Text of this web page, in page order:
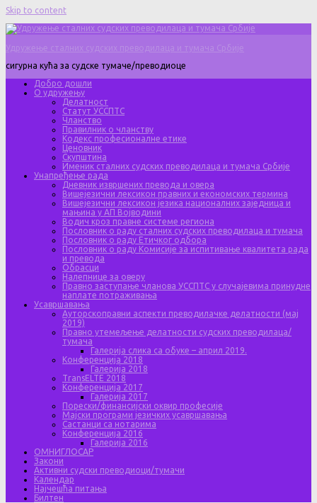
Skip to content
Удружење сталних судских преводилаца и тумача Србије
сигурна кућа за судске тумаче/преводиоце
Добро дошли
О удружењу
Делатност
Статут УССПТС
Чланство
Правилник о чланству
Кодекс професионалне етике
Ценовник
Скупштина
Именик сталних судских преводилаца и тумача Србије
Унапређење рада
Дневник извршених превода и овера
Вишејезични лексикон правних и економских термина
Вишејезични лексикон језика националних заједница и
мањина у АП Војводини
Водич кроз правне системе региона
Пословник о раду сталних судских преводилаца и тумача
Пословник о раду Етичког одбора
Пословник о раду Комисије за испитивање квалитета рада
и превода
Обрасци
Налепнице за оверу
Правно заступање чланова УССПТС у случајевима принудне
наплате потраживања
Усавршавања
Ауторскоправни аспекти преводилачке делатности (мај
2019)
Правно утемељење делатности судских преводилаца/
тумача
Галерија слика са обуке – април 2019.
Конференција 2018
Галерија 2018
TransELTE 2018
Конференција 2017
Галерија 2017
Порески/финансијски оквир професије
Мајски програми језичких усавршавања
Састанци са нотарима
Конференција 2016
Галерија 2016
ОМНИГЛОСАР
Закони
Активни судски преводиоци/тумачи
Календар
Најчешћа питања
Билтен